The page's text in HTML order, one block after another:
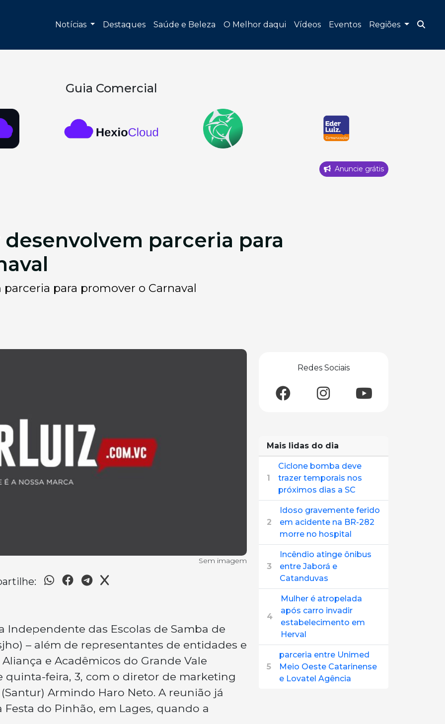
Notícias Destaques Saúde e Beleza O Melhor daqui Vídeos Eventos Regiões
Guia Comercial
Anuncie grátis
parceria para
para promover o Carnaval
Sem imagem
Independente das Escolas de Samba de
– além de representantes de entidades e
e Acadêmicos do Grande Vale
feira, 3, com o diretor de marketing
Armindo Haro Neto. A reunião já
do Pinhão, em Lages, quando a
Redes Sociais
Mais lidas do dia
1
Ciclone bomba deve
trazer temporais nos
próximos dias a SC
2
Idoso gravemente ferido
em acidente na BR-282
morre no hospital
3
Incêndio atinge ônibus
entre Jaborá e
Catanduvas
4
Mulher é atropelada
após carro invadir
estabelecimento em
Herval
5
parceria entre Unimed
Meio Oeste Catarinense
e Lovatel Agência